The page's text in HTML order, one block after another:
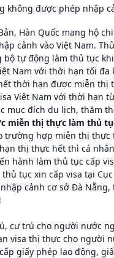
không được phép nhập
Hàn Quốc mang hộ
cảnh vào Việt Nam.
bộ tự động làm thủ tục
Nam với thời hạn tối đa
thời hạn được miễn thị
Việt Nam với thời hạn
mục đích du lịch, thăm
miễn thị thực làm thủ
trường hợp miễn thị
thị thực hết thì cá
hành làm thủ tục cấp
thủ tục xin cấp visa tại
cảnh cơ sở Đà
cư trú cho người nước
visa thị thực cho người
giấy phép lao động,